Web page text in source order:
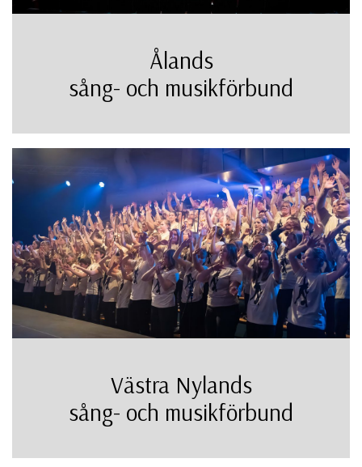
Ålands
sång- och musikförbund
Västra Nylands
sång- och musikförbund